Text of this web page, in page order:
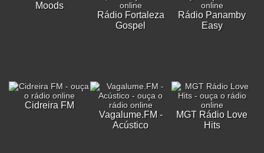
Moods
Rádio Fortaleza
Gospel
Rádio Panamby
Easy
Cidreira FM
Vagalume.FM -
Acústico
MGT Rádio Love
Hits